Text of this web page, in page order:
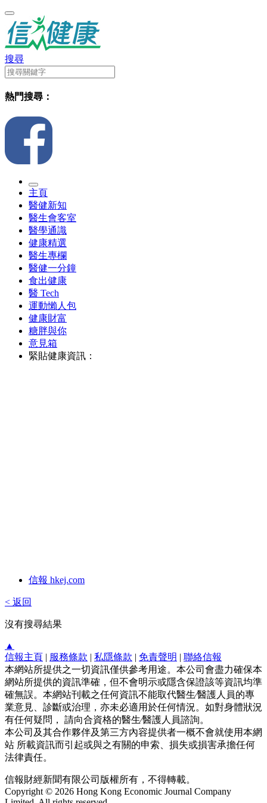
搜尋
熱門搜尋：
主頁
醫健新知
醫生會客室
醫學通識
健康精選
醫生專欄
醫健一分鐘
食出健康
醫 Tech
運動懶人包
健康財富
糖胖與你
意見箱
緊貼健康資訊：
信報 hkej.com
< 返回
沒有搜尋結果
▲
信報主頁 | 服務條款 | 私隱條款 | 免責聲明 | 聯絡信報
本網站所提供之一切資訊僅供參考用途。本公司會盡力確保本
網站所提供的資訊準確，但不會明示或隱含保證該等資訊均準
確無誤。本網站刊載之任何資訊不能取代醫生∕醫護人員的專
業意見、診斷或治理，亦未必適用於任何情況。如對身體狀況
有任何疑問， 請向合資格的醫生∕醫護人員諮詢。
本公司及其合作夥伴及第三方內容提供者一概不會就使用本網
站 所載資訊而引起或與之有關的申索、損失或損害承擔任何
法律責任。
信報財經新聞有限公司版權所有，不得轉載。
Copyright © 2026 Hong Kong Economic Journal Company